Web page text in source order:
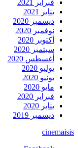
فبراير 2021
يناير 2021
ديسمبر 2020
نوفمبر 2020
أكتوبر 2020
سبتمبر 2020
أغسطس 2020
يوليو 2020
يونيو 2020
مايو 2020
فبراير 2020
يناير 2020
ديسمبر 2019
cinemaisis